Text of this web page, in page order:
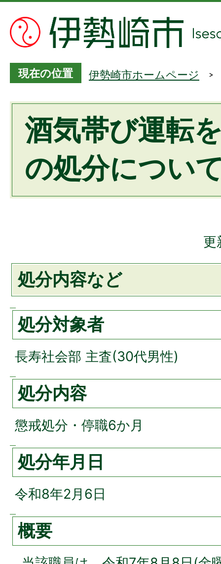
現在の位置 伊勢崎市ホームページ
酒気帯び運転
の処分につい
更
処分内容など
処分対象者
長寿社会部 主査(30代男性)
処分内容
懲戒処分・停職6か月
処分年月日
令和8年2月6日
概要